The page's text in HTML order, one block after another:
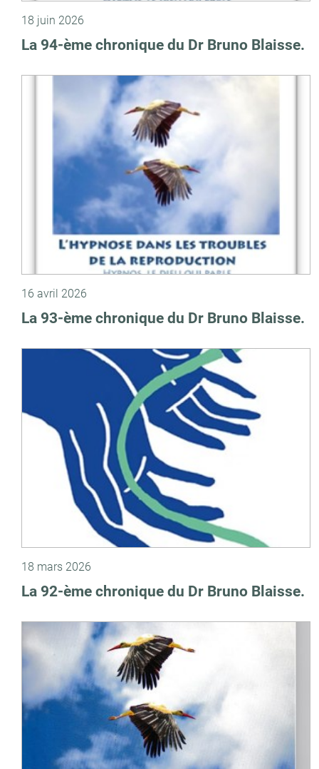
18 juin 2026
La 94-ème chronique du Dr Bruno Blaisse.
16 avril 2026
La 93-ème chronique du Dr Bruno Blaisse.
18 mars 2026
La 92-ème chronique du Dr Bruno Blaisse.